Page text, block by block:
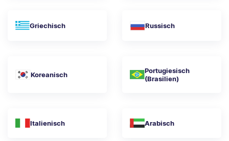
Griechisch Russisch
Koreanisch
Portugiesisch
(Brasilien)
Italienisch Arabisch